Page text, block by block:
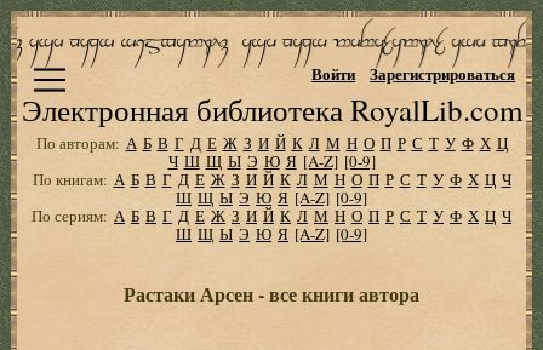
Электронная библиотека RoyalLib.com
Войти Зарегистрироваться
По авторам: А Б В Г Д Е Ж З И Й К Л М Н О П Р С Т У Ф Х Ц
Ч Ш Щ Ы Э Ю Я [A-Z] [0-9]
По книгам: А Б В Г Д Е Ж З И Й К Л М Н О П Р С Т У Ф Х Ц Ч
Ш Щ Ы Э Ю Я [A-Z] [0-9]
По сериям: А Б В Г Д Е Ж З И Й К Л М Н О П Р С Т У Ф Х Ц Ч
Ш Щ Ы Э Ю Я [A-Z] [0-9]
Растаки Арсен - все книги автора